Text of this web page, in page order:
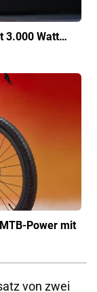
3.000 Watt…
Power mit
von zwei